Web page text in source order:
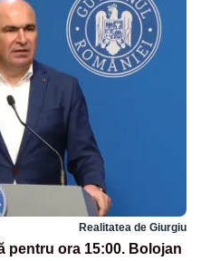
Realitatea de Giurgiu
pentru ora 15:00. Bolojan